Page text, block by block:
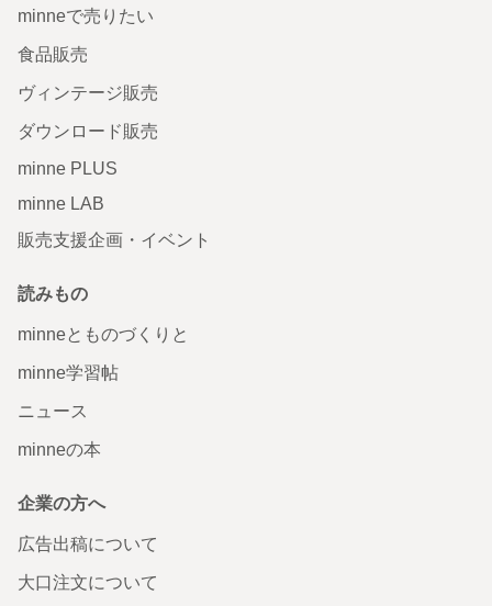
minneで売りたい
食品販売
ヴィンテージ販売
ダウンロード販売
minne PLUS
minne LAB
販売支援企画・イベント
読みもの
minneとものづくりと
minne学習帖
ニュース
minneの本
企業の方へ
広告出稿について
大口注文について